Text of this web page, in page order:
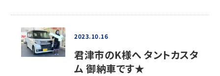
2023.10.16
君津市のK様へ タントカスタ
ム 御納車です★